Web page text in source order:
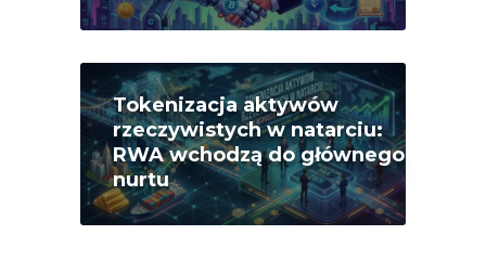
Tokenizacja aktywów
rzeczywistych w natarciu:
RWA wchodzą do głównego
nurtu